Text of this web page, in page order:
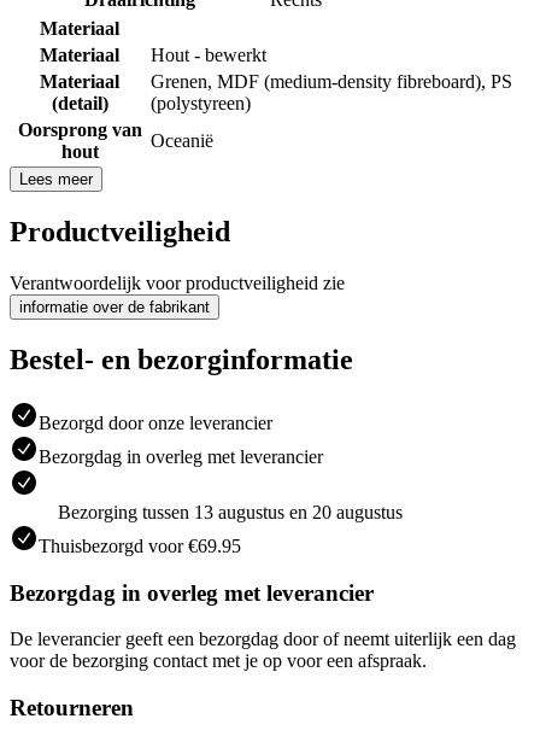
Materiaal
Materiaal
Hout - bewerkt
Materiaal
(detail)
Grenen, MDF (medium-density fibreboard), PS
(polystyreen)
Oorsprong van
hout
Oceanië
Lees meer
Productveiligheid
Verantwoordelijk voor productveiligheid zie
informatie over de fabrikant
Bestel- en bezorginformatie
Bezorgd door onze leverancier
Bezorgdag in overleg met leverancier
Bezorging tussen 13 augustus en 20 augustus
Thuisbezorgd voor €69.95
Bezorgdag in overleg met leverancier
De leverancier geeft een bezorgdag door of neemt uiterlijk een dag
voor de bezorging contact met je op voor een afspraak.
Retourneren